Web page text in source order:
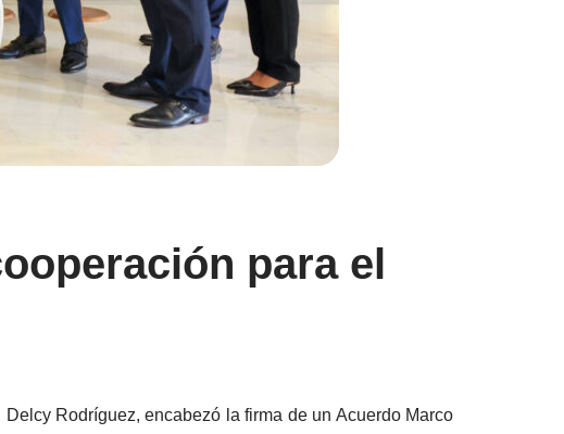
para el
Rodríguez, encabezó la firma de un Acuerdo Marco